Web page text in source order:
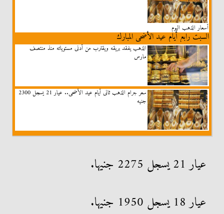
أسعار الذهب اليوم
السبت رابع أيام عيد الأضحى المبارك
الذهب يفقد بريقه ويقترب من أدنى مستوياته منذ منتصف
مارس
سعر جرام الذهب ثانى أيام عيد الأضحى.. عيار 21 يسجل 2300
جنيه
عيار 21 يسجل 2275 جنيها.
عيار 18 يسجل 1950 جنيها.